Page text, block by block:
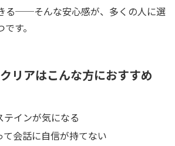
る──そんな安心感が、多くの人に選
す。
リアはこんな方におすすめ
インが気になる
て会話に自信が持てない